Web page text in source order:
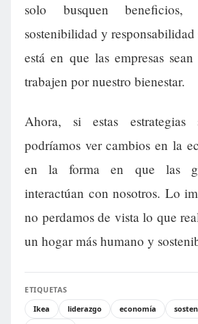
solo busquen beneficios,
sostenibilidad y
está en que las empresas
trabajen por nuestro bienestar.
Ahora, si estas estrategias
podríamos ver cambios en la
en la forma en que las
interactúan con nosotros. Lo
no perdamos de vista lo que
un hogar más humano y
ETIQUETAS
Ikea
liderazgo economía